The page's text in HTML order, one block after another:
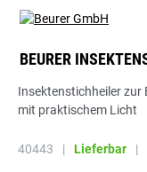
BEURER
Insektenstichheiler zur
mit praktischem Licht
40443 | Lieferbar |